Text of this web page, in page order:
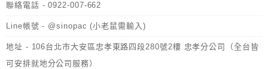
聯絡電話 - 0922-007-662
Line帳號 - @sinopac (小老鼠需輸入)
地址 - 106台北市大安區忠孝東路四段280號2樓 忠孝分公司（全台皆
可安排就地分公司服務）